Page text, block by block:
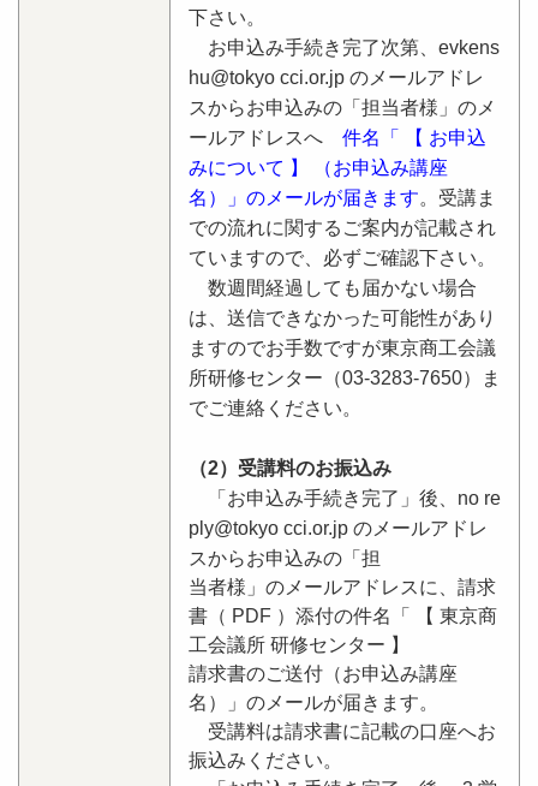
下さい。
お申込み手続き完了次第、evkens
hu@tokyo cci.or.jp のメールアドレ
スからお申込みの「担当者様」のメ
ールアドレスへ 件名「 【 お申込
みについて 】 （お申込み講座
名）」のメールが届きます。受講ま
での流れに関するご案内が記載され
ていますので、必ずご確認下さい。
数週間経過しても届かない場合
は、送信できなかった可能性があり
ますのでお手数ですが東京商工会議
所研修センター（03-3283-7650）ま
でご連絡ください。
（2）受講料のお振込み
「お申込み手続き完了」後、no re
ply@tokyo cci.or.jp のメールアドレ
スからお申込みの「担
当者様」のメールアドレスに、請求
書（ PDF ）添付の件名「 【 東京商
工会議所 研修センター 】
請求書のご送付（お申込み講座
名）」のメールが届きます。
受講料は請求書に記載の口座へお
振込みください。